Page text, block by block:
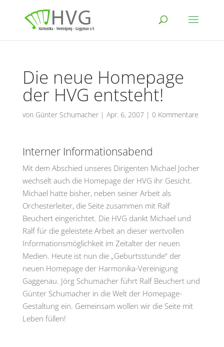
Die neue Homepage
der HVG entsteht!
von Günter Schumacher| Apr. 6, 2007| 0 Kommentare
Interner Informationsabend
Mit dem Abschied unseres Dirigenten Michael Jocher
wechselt auch die Homepage der HVG ihr Gesicht.
Michael hatte bisher, neben seiner Arbeit als
Orchesterleiter, die Seite zusammen mit Ralf
Beuchert eingerichtet. Die HVG dankt Michael und
Ralf für die geleistete Arbeit an dieser wertvollen
Informationsmöglichkeit im Zeitalter der neuen
Medien. Heute ist nun die „Geburtsstunde“ der
neuen Homepage der Harmonika-Vereinigung
Gaggenau. Jörg Schumacher führt Ralf Beuchert und
Günter Schumacher in die Welt der Homepage-
Gestaltung ein. Gemeinsam wollen wir die Seite mit
Leben füllen!